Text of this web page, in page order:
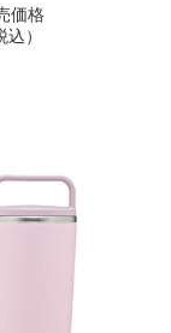
価格
込）